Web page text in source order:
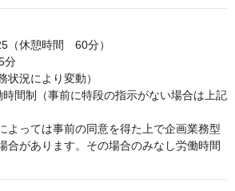
休憩時間　60分）
分
状況により変動）
間制（事前に特段の指示がない場合は上記
よっては事前の同意を得た上で企画業務型
合があります。その場合のみなし労働時間